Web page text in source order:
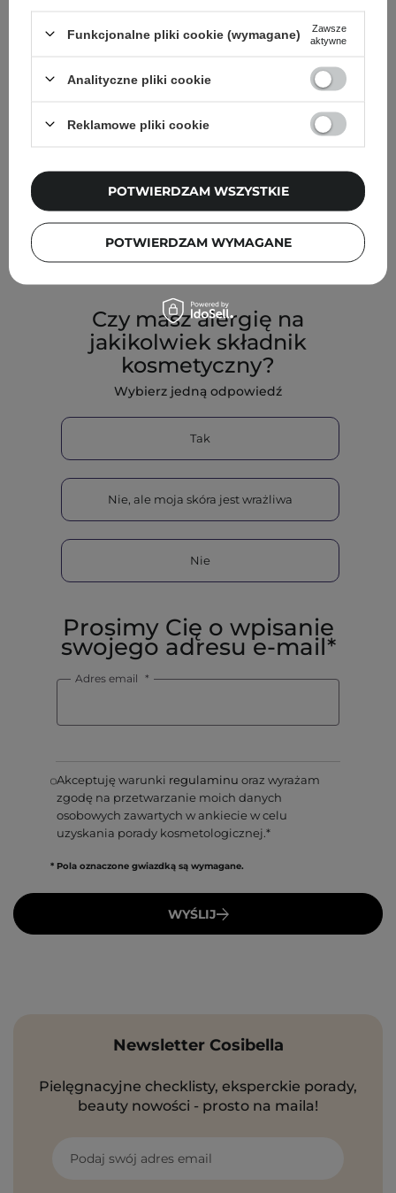
Wybierz jedną odpowiedź
Wysoka
Przejdź do testu na porowatość
Czy masz alergię na
jakikolwiek składnik
kosmetyczny?
Wybierz jedną odpowiedź
Tak
Nie, ale moja skóra jest wrażliwa
Nie
Prosimy Cię o wpisanie
swojego adresu e-mail*
Adres email
Akceptuję warunki regulaminuoraz wyrażam
zgodę na przetwarzanie moich danych
osobowych zawartych w ankiecie w celu
uzyskania porady kosmetologicznej.*
* Pola oznaczone gwiazdką są wymagane.
WYŚLIJ
Newsletter Cosibella
Pielęgnacyjne checklisty, eksperckie porady,
beauty nowości - prosto na maila!
Podaj swój adres email
Funkcjonalne pliki cookie (wymagane)
Zawsze
aktywne
Analityczne pliki cookie
Reklamowe pliki cookie
POTWIERDZAM WYMAGANE
POTWIERDZAM WSZYSTKIE